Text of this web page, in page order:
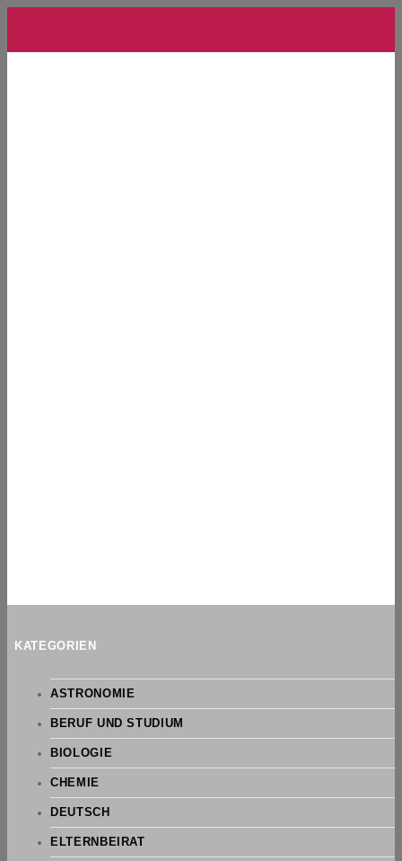
KATEGORIEN
ASTRONOMIE
BERUF UND STUDIUM
BIOLOGIE
CHEMIE
DEUTSCH
ELTERNBEIRAT